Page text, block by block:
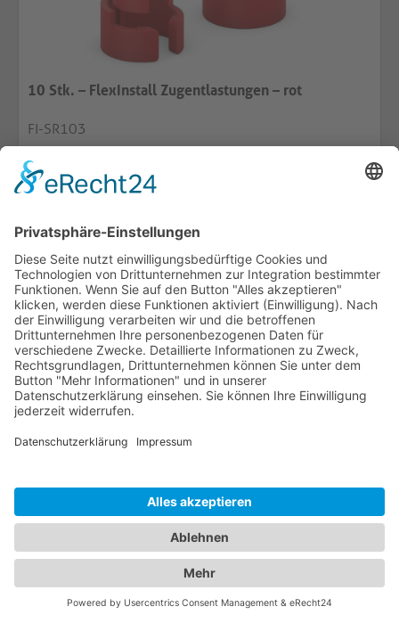
10 Stk. – FlexInstall Zugentlastungen – rot
FI-SR103
Asset-Kontrolle
Entwickelt für die Verwendung mit der FlexInstall
Serie
1 von
MARKEN